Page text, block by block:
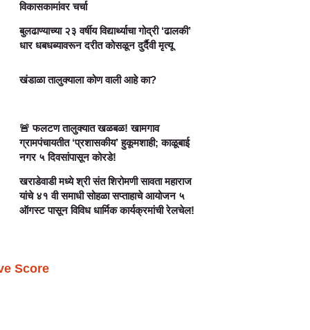
विकासकामांवर चर्चा
बुलढाण्याच्या २३ वर्षीय विद्यार्थ्याचा गोद्री ‘ढालकी’
धार धबधब्यावरून दरीत कोसळून दुर्दैवी मृत्यू
खंडाळा तालुक्याला कोण वाली आहे का?
🚨 फलटण तालुक्यात खळबळ! खामगाव
ग्रामपंचायतीत ‘प्रशासकीय’ हुकूमशाही; काळूबाई
नगर ५ दिवसांपासून कोरडे!
खराडेवाडी मध्ये श्री संत शिरोमणी सावता महाराज
यांचे ४१ वी समाधी सोहळा सप्ताहाचे आयोजन ५
ऑगस्ट पासून विविध धार्मिक कार्यक्रमांची रेलचेल!
Score